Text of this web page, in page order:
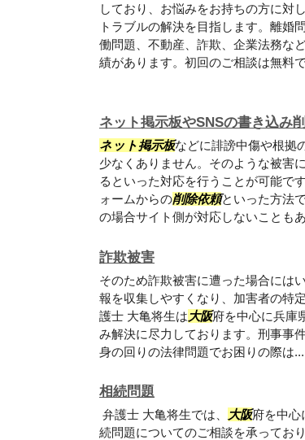
しており、お悩みをお持ちの方に対
トラブルの解決を目指します。離婚
働問題、不動産、詐欺、企業法務な
績があります。初回のご相談は無料
ネット掲示板やSNSの書き込み
ネット掲示板などに誹謗中傷や根拠
少なくありません。そのような被害
るといった対応を行うことが可能で
ォームからの削除依頼といった方法
の場合サイト側が対応しないことも
詐欺被害
そのため詐欺被害に遭った場合には
報を収集しやすくなり、加害者の特
護士 大亀将生は大阪府を中心に兵庫
み解決に尽力しております。刑事事
身の回りの法律問題でお困りの際は...
相続問題
弁護士 大亀将生では、 大阪府を中心
続問題についてのご相談を承ってお